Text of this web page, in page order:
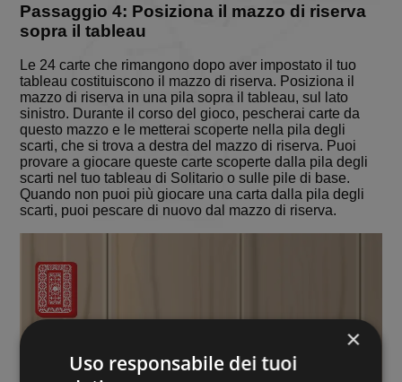
Passaggio 4: Posiziona il mazzo di riserva
sopra il tableau
Le 24 carte che rimangono dopo aver impostato il tuo
tableau costituiscono il mazzo di riserva. Posiziona il
mazzo di riserva in una pila sopra il tableau, sul lato
sinistro. Durante il corso del gioco, pescherai carte da
questo mazzo e le metterai scoperte nella pila degli
scarti, che si trova a destra del mazzo di riserva. Puoi
provare a giocare queste carte scoperte dalla pila degli
scarti nel tuo tableau di Solitario o sulle pile di base.
Quando non puoi più giocare una carta dalla pila degli
scarti, puoi pescare di nuovo dal mazzo di riserva.
×
Uso responsabile dei tuoi